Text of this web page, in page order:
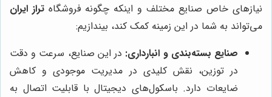
نیازهای خاص صنایع مختلف و اینکه چگونه فروشگاه تراز ایران
می‌تواند به شما در این زمینه کمک کند، بیندازیم:
صنایع بسته‌بندی و انبارداری: در این صنایع، سرعت و دقت
در توزین، نقش کلیدی در مدیریت موجودی و کاهش
ضایعات دارد. باسکول‌های دیجیتال با قابلیت اتصال به